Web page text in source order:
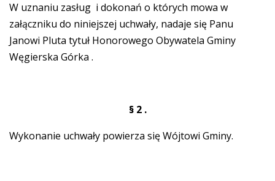
W uznaniu zasług i dokonań o których mowa w
załączniku do niniejszej uchwały, nadaje się Panu
Janowi Pluta tytuł Honorowego Obywatela Gminy
Węgierska Górka .
§ 2 .
Wykonanie uchwały powierza się Wójtowi Gminy.